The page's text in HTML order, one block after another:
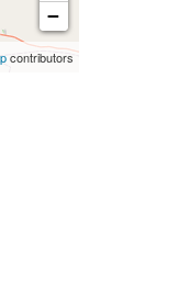
−
contributors